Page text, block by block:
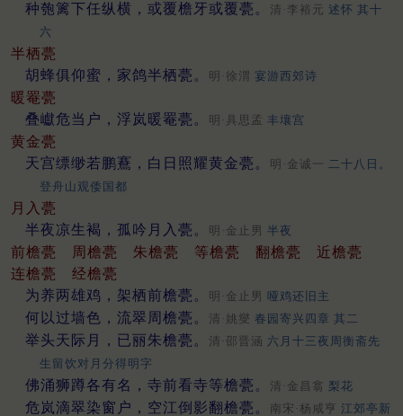
种匏篱下任纵横，或覆檐牙或覆甍。
清·李裕元 述怀 其十
六
半栖甍
胡蜂俱仰蜜，家鸽半栖甍。
明·徐渭 宴游西郊诗
暖罨甍
叠巘危当户，浮岚暖罨甍。
明·具思孟 丰壤宫
黄金甍
天宫缥缈若鹏鶱，白日照耀黄金甍。
明·金诚一 二十八日。
登舟山观倭国都
月入甍
半夜凉生褐，孤吟月入甍。
明·金止男 半夜
前檐甍 周檐甍 朱檐甍 等檐甍 翻檐甍
近檐甍
连檐甍
经檐甍
为养两雄鸡，架栖前檐甍。
明·金止男 哑鸡还旧主
何以过墙色，流翠周檐甍。 清·姚燮 春园寄兴四章 其二
举头天际月，已丽朱檐甍。 清·邵晋涵 六月十三夜周衡斋先
生留饮对月分得明字
佛涌狮蹲各有名，寺前看寺等檐甍。 清·金昌翕 梨花
危岚滴翠染窗户，空江倒影翻檐甍。 南宋·杨咸亨 江郊亭新